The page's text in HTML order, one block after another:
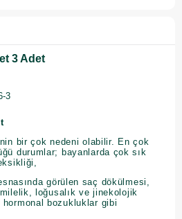
3 Adet
3
bir çok nedeni olabilir. En çok
durumlar; bayanlarda çok sık
görülen saç dökülmesi,
loğusalık ve jinekolojik
bozukluklar gibi